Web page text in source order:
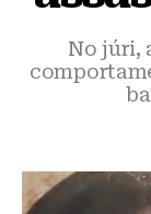
No júri,